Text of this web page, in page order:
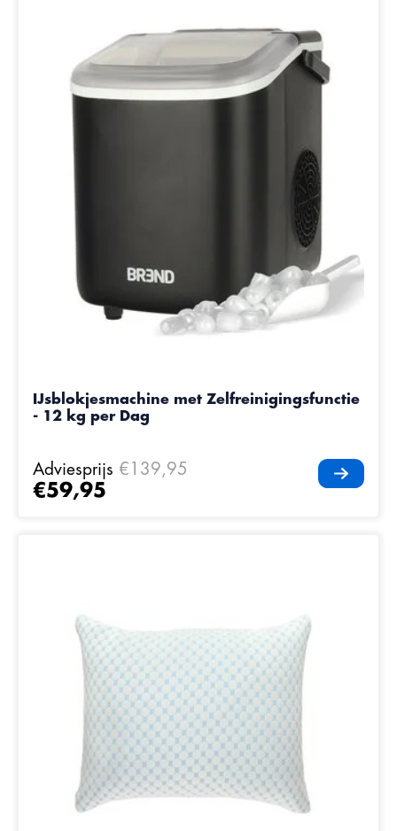
IJsblokjesmachine met Zelfreinigingsfunctie
- 12 kg per Dag
Adviesprijs €139,95
€59,95